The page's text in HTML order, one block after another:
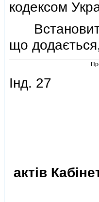
кодексом
що
Iнд. 27
актiв